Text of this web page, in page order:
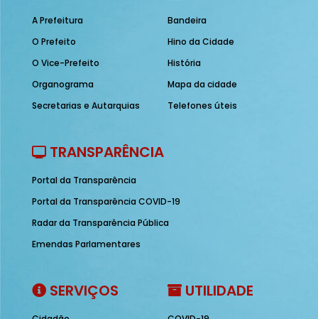
A Prefeitura
O Prefeito
O Vice-Prefeito
Organograma
Secretarias e Autarquias
Bandeira
Hino da Cidade
História
Mapa da cidade
Telefones úteis
TRANSPARÊNCIA
Portal da Transparência
Portal da Transparência COVID-19
Radar da Transparência Pública
Emendas Parlamentares
SERVIÇOS UTILIDADE